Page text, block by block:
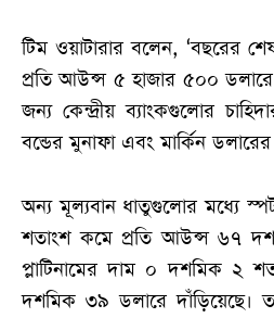
টিম ওয়াটারার বলেন, ‘বছরের
প্রতি আউন্স ৫ হাজার ৫০০
জন্য কেন্দ্রীয় ব্যাংকগুলোর
বন্ডের মুনাফা এবং মার্কিন
অন্য মূল্যবান ধাতুগুলোর মধ্যে
শতাংশ কমে প্রতি আউন্স ৬৭
প্লাটিনামের দাম ০ দশমিক ২
দশমিক ৩৯ ডলারে দাঁড়িয়েছে।